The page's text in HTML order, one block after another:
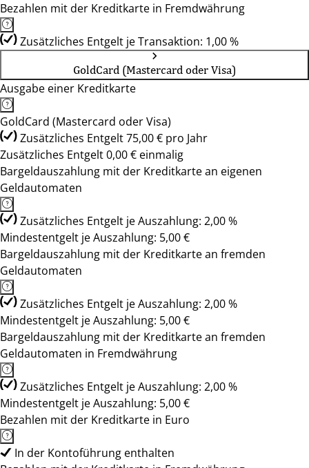
Bezahlen mit der Kreditkarte in Fremdwährung
Zusätzliches Entgelt je Transaktion: 1,00 %
GoldCard (Mastercard oder Visa)
Ausgabe einer Kreditkarte
GoldCard (Mastercard oder Visa)
Zusätzliches Entgelt 75,00 € pro Jahr
Zusätzliches Entgelt 0,00 € einmalig
Bargeldauszahlung mit der Kreditkarte an eigenen
Geldautomaten
Zusätzliches Entgelt je Auszahlung: 2,00 %
Mindestentgelt je Auszahlung: 5,00 €
Bargeldauszahlung mit der Kreditkarte an fremden
Geldautomaten
Zusätzliches Entgelt je Auszahlung: 2,00 %
Mindestentgelt je Auszahlung: 5,00 €
Bargeldauszahlung mit der Kreditkarte an fremden
Geldautomaten in Fremdwährung
Zusätzliches Entgelt je Auszahlung: 2,00 %
Mindestentgelt je Auszahlung: 5,00 €
Bezahlen mit der Kreditkarte in Euro
In der Kontoführung enthalten